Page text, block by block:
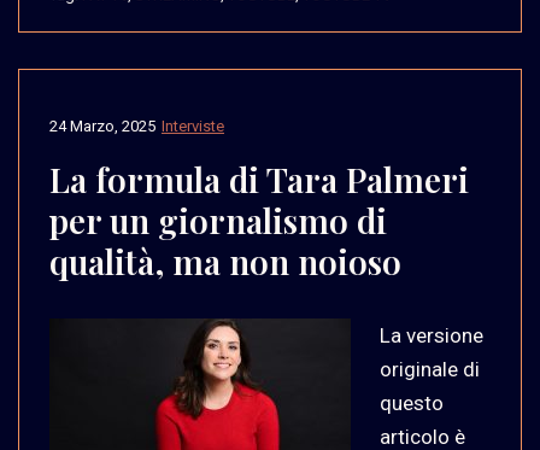
Interviste
24 Marzo, 2025
La formula di Tara Palmeri
per un giornalismo di
qualità, ma non noioso
La versione
originale di
questo
articolo è